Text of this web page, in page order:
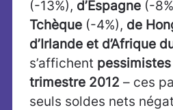
(-13%), d’Espagne (-
Tchèque (-4%), de
d’Irlande et d’Afrique
s’affichent
trimestre 2012 – ces
seuls soldes nets